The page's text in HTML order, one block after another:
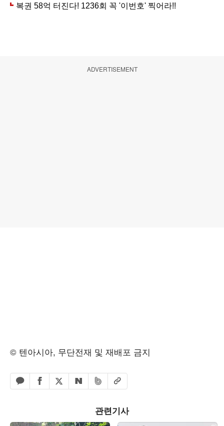
ADVERTISEMENT
© 텐아시아, 무단전재 및 재배포 금지
카카오톡 공유하기
페이스북 공유하기
엑스 공유하기
네이버 공유하기
밴드 공유하기
URL복사
관련기사